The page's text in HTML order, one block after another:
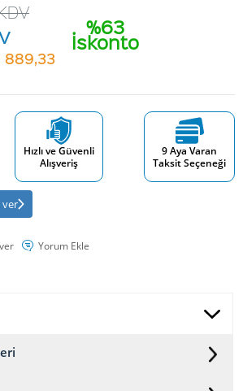
%63
İskonto
889,33
Hızlı ve Güvenli
Alışveriş
9 Aya Varan
Taksit Seçeneği
ver
Yorum Ekle